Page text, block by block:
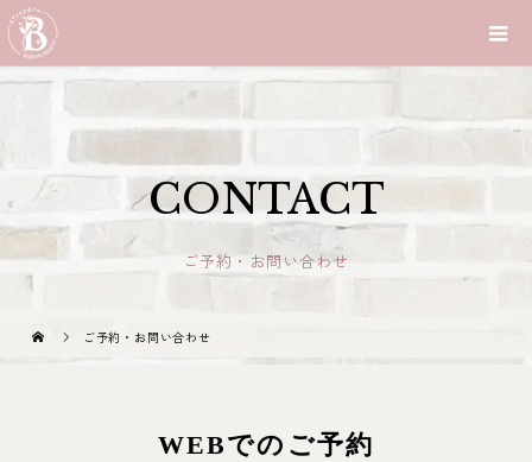
CONTACT
ご予約・お問い合わせ
ご予約・お問い合わせ
WEBでのご予約